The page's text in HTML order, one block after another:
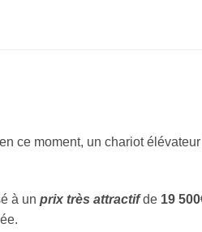
en ce moment, un chariot
à un prix très attractifde 19